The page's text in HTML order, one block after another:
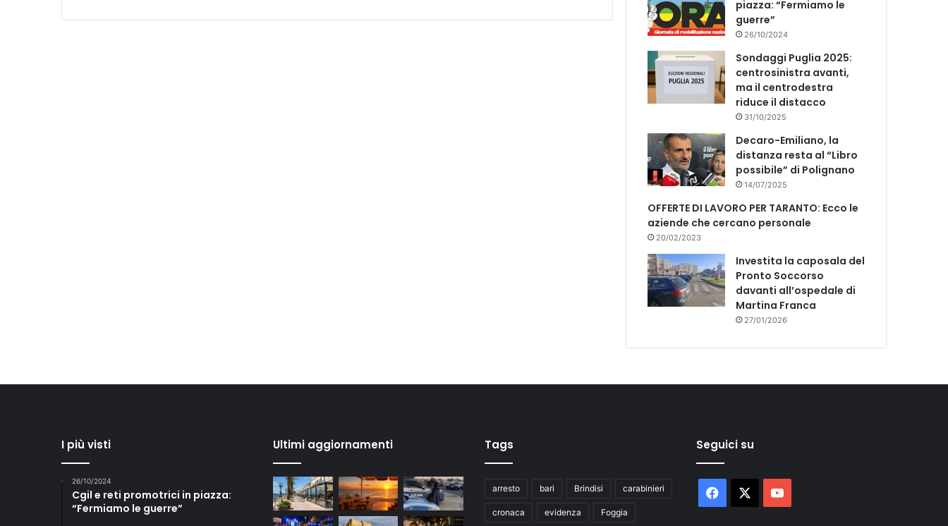
piazza: “Fermiamo le
guerre”
26/10/2024
Sondaggi Puglia 2025:
centrosinistra avanti,
ma il centrodestra
riduce il distacco
31/10/2025
Decaro-Emiliano, la
distanza resta al “Libro
possibile” di Polignano
14/07/2025
OFFERTE DI LAVORO PER TARANTO: Ecco le
aziende che cercano personale
20/02/2023
Investita la caposala del
Pronto Soccorso
davanti all’ospedale di
Martina Franca
27/01/2026
I più visti
26/10/2024
Cgil e reti promotrici in piazza:
“Fermiamo le guerre”
Ultimi aggiornamenti Tags
arresto bari Brindisi carabinieri
cronaca evidenza Foggia
Seguici su
Facebook